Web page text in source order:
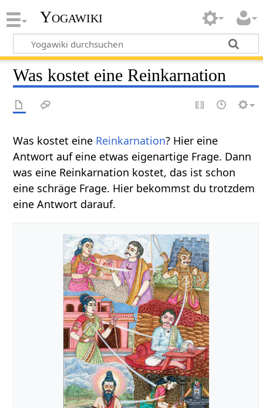
Yogawiki
Was kostet eine Reinkarnation
Was kostet eine Reinkarnation? Hier eine
Antwort auf eine etwas eigenartige Frage. Dann
was eine Reinkarnation kostet, das ist schon
eine schräge Frage. Hier bekommst du trotzdem
eine Antwort darauf.